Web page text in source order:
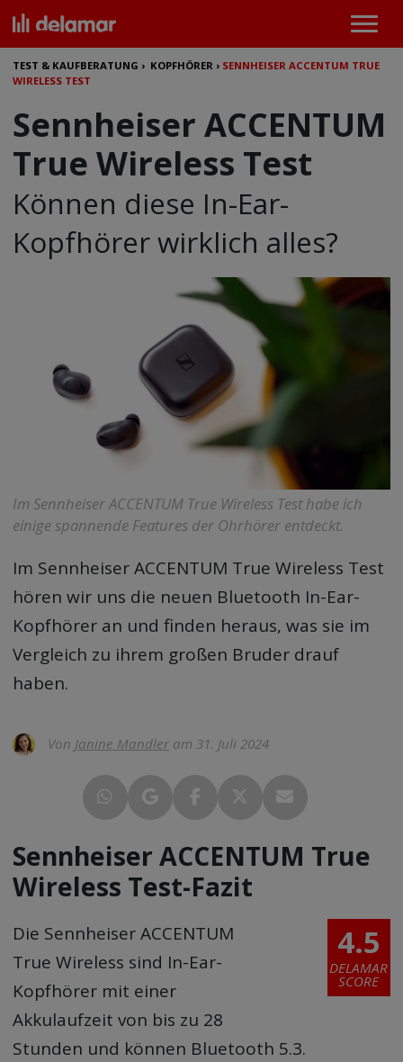
TEST & KAUFBERATUNG › KOPFHÖRER › SENNHEISER ACCENTUM TRUE
WIRELESS TEST
Sennheiser ACCENTUM
True Wireless Test
Können diese In-Ear-
Kopfhörer wirklich alles?
Im Sennheiser ACCENTUM True Wireless Test habe ich
einige spannende Features der Ohrhörer entdeckt.
Im Sennheiser ACCENTUM True Wireless Test
hören wir uns die neuen Bluetooth In-Ear-
Kopfhörer an und finden heraus, was sie im
Vergleich zu ihrem großen Bruder drauf
haben.
Von Janine Mandleram 31. Juli 2024
Sennheiser ACCENTUM True
Wireless Test-Fazit
4.5
DELAMAR
SCORE
Die Sennheiser ACCENTUM
True Wireless sind In-Ear-
Kopfhörer mit einer
Akkulaufzeit von bis zu 28
Stunden und können Bluetooth 5.3.